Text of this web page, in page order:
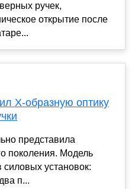
ручек,
открытие после
X-образную оптику
представила
поколения. Модель
силовых установок:
п...